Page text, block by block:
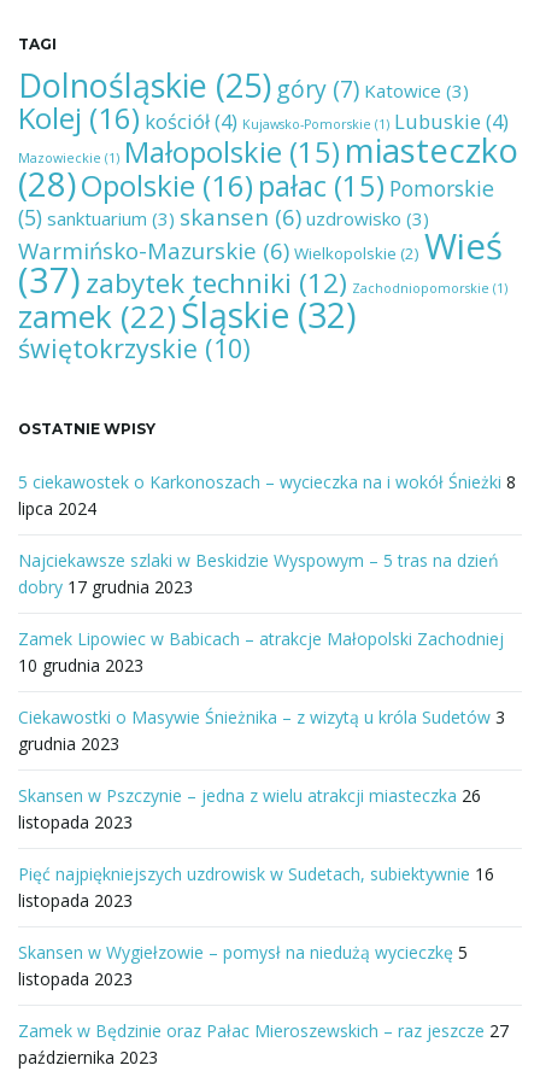
TAGI
Dolnośląskie (25) góry (7) Katowice (3)
Kolej (16) kościół(4) Kujawsko-Pomorskie (1) Lubuskie (4)
Mazowieckie (1) Małopolskie (15) miasteczko
(28)Opolskie (16) pałac (15) Pomorskie
(5) sanktuarium (3) skansen (6) uzdrowisko (3)
Warmińsko-Mazurskie (6) Wielkopolskie (2) Wieś
(37)zabytek techniki (12) Zachodniopomorskie (1)
zamek (22)Śląskie (32)
świętokrzyskie (10)
OSTATNIE WPISY
5 ciekawostek o Karkonoszach – wycieczka na i wokół Śnieżki 8
lipca 2024
Najciekawsze szlaki w Beskidzie Wyspowym – 5 tras na dzień
dobry 17 grudnia 2023
Zamek Lipowiec w Babicach – atrakcje Małopolski Zachodniej
10 grudnia 2023
Ciekawostki o Masywie Śnieżnika – z wizytą u króla Sudetów 3
grudnia 2023
Skansen w Pszczynie – jedna z wielu atrakcji miasteczka 26
listopada 2023
Pięć najpiękniejszych uzdrowisk w Sudetach, subiektywnie 16
listopada 2023
Skansen w Wygiełzowie – pomysł na niedużą wycieczkę 5
listopada 2023
Zamek w Będzinie oraz Pałac Mieroszewskich – raz jeszcze 27
października 2023